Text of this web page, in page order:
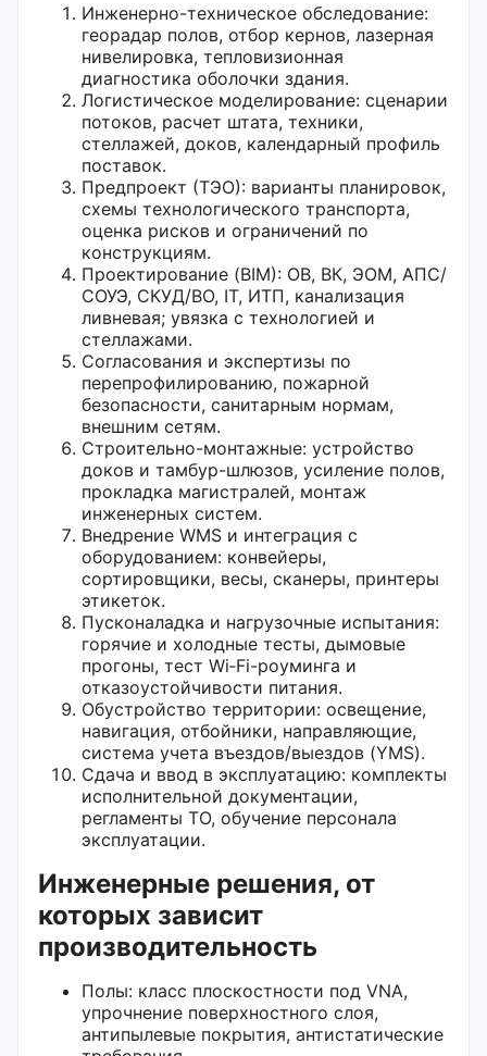
Инженерно-техническое обследование:
георадар полов, отбор кернов, лазерная
нивелировка, тепловизионная
диагностика оболочки здания.
Логистическое моделирование: сценарии
потоков, расчет штата, техники,
стеллажей, доков, календарный профиль
поставок.
Предпроект (ТЭО): варианты планировок,
схемы технологического транспорта,
оценка рисков и ограничений по
конструкциям.
Проектирование (BIM): ОВ, ВК, ЭОМ, АПС/
СОУЭ, СКУД/ВО, IT, ИТП, канализация
ливневая; увязка с технологией и
стеллажами.
Согласования и экспертизы по
перепрофилированию, пожарной
безопасности, санитарным нормам,
внешним сетям.
Строительно-монтажные: устройство
доков и тамбур-шлюзов, усиление полов,
прокладка магистралей, монтаж
инженерных систем.
Внедрение WMS и интеграция с
оборудованием: конвейеры,
сортировщики, весы, сканеры, принтеры
этикеток.
Пусконаладка и нагрузочные испытания:
горячие и холодные тесты, дымовые
прогоны, тест Wi‑Fi-роуминга и
отказоустойчивости питания.
Обустройство территории: освещение,
навигация, отбойники, направляющие,
система учета въездов/выездов (YMS).
Сдача и ввод в эксплуатацию: комплекты
исполнительной документации,
регламенты ТО, обучение персонала
эксплуатации.
Инженерные решения, от
которых зависит
производительность
Полы: класс плоскостности под VNA,
упрочнение поверхностного слоя,
антипылевые покрытия, антистатические